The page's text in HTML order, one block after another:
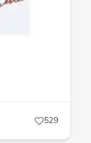
529